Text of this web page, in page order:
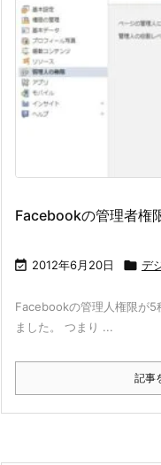
Facebookの管理者権
 2012年6月20日  デ
Facebookの管理人権限が5
ました。 つまり ...
記事